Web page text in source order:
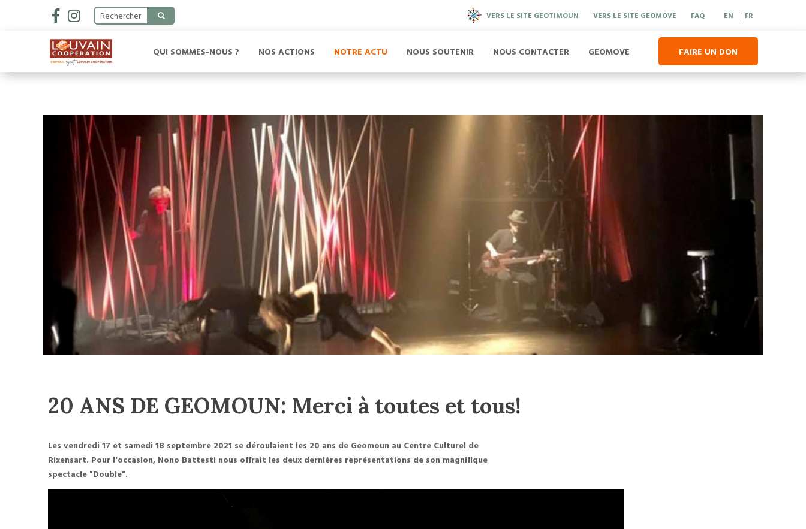
VERS LE SITE GEOTIMOUN VERS LE SITE GEOMOVE FAQ EN | FR
QUI SOMMES-NOUS ? NOS ACTIONS NOTRE ACTU NOUS SOUTENIR NOUS CONTACTER GEOMOVE FAIRE UN DON
20 ANS DE GEOMOUN: Merci à toutes et tous!
Les vendredi 17 et samedi 18 septembre 2021 se déroulaient les 20 ans de Geomoun au Centre Culturel de
Rixensart. Pour l'occasion, Nono Battesti nous offrait les deux dernières représentations de son magnifique
spectacle "Double".